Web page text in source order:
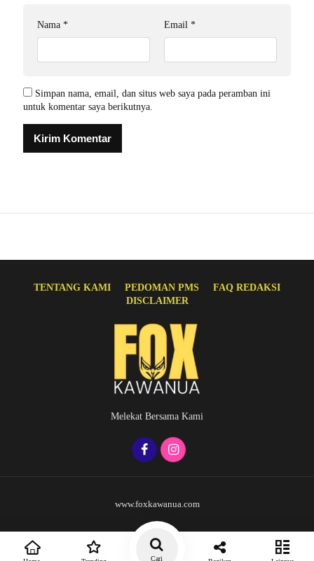
Nama * Email *
Simpan nama, email, dan situs web saya pada peramban ini
untuk komentar saya berikutnya.
TENTANG KAMI PEDOMAN PMS
FAQ REDAKSI
DISCLAIMER
Melekat Bersama Kami
www.foxkawanua.com
Cari